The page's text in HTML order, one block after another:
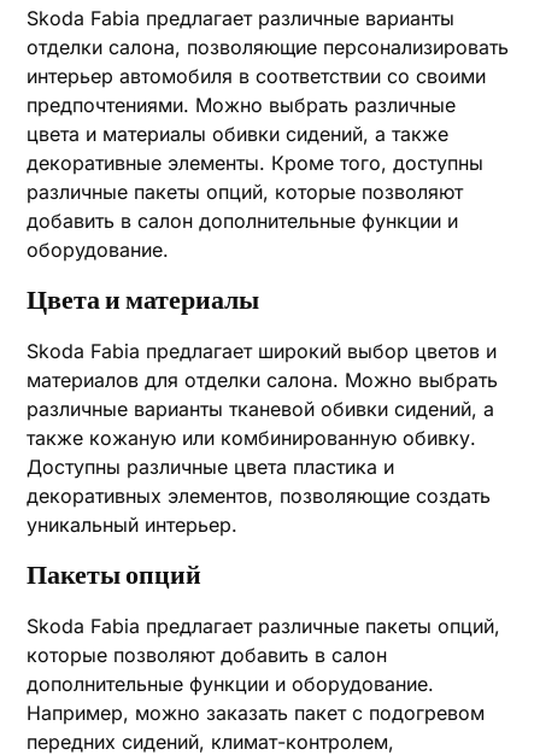
Skoda Fabia предлагает различные варианты
отделки салона, позволяющие персонализировать
интерьер автомобиля в соответствии со своими
предпочтениями. Можно выбрать различные
цвета и материалы обивки сидений, а также
декоративные элементы. Кроме того, доступны
различные пакеты опций, которые позволяют
добавить в салон дополнительные функции и
оборудование.
Цвета и материалы
Skoda Fabia предлагает широкий выбор цветов и
материалов для отделки салона. Можно выбрать
различные варианты тканевой обивки сидений, а
также кожаную или комбинированную обивку.
Доступны различные цвета пластика и
декоративных элементов, позволяющие создать
уникальный интерьер.
Пакеты опций
Skoda Fabia предлагает различные пакеты опций,
которые позволяют добавить в салон
дополнительные функции и оборудование.
Например, можно заказать пакет с подогревом
передних сидений, климат-контролем,